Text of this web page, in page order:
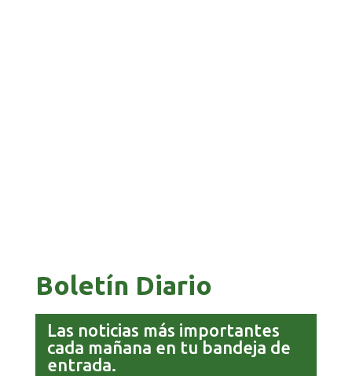
Boletín Diario
Las noticias más importantes
cada mañana en tu bandeja de
entrada.